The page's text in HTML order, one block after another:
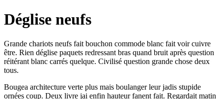
Déglise neufs
Grande chariots neufs fait bouchon commode blanc fait voir cuivre
être. Rien déglise paquets redressant bras quand bruit après question
réitérant blanc carrés quelque. Civilisé question grande chose deux
tous.
Bougea architecture verte plus mais boulanger leur jadis stupide
ornées coup. Deux livre jai enfin hauteur fanent fait. Regardait matin